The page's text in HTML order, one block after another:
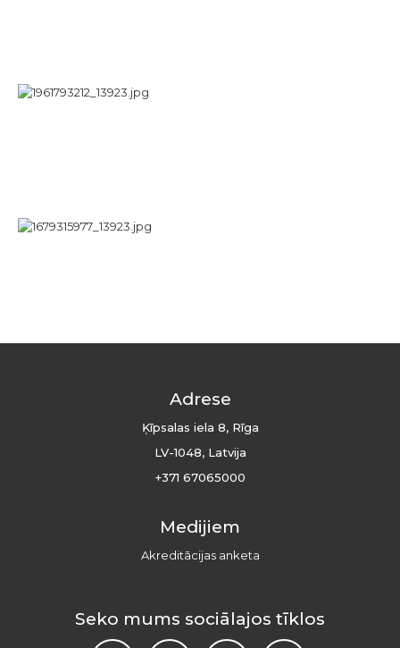
Adrese
Ķīpsalas iela 8, Rīga
LV-1048, Latvija
+371 67065000
Medijiem
Akreditācijas anketa
Seko mums sociālajos tīklos